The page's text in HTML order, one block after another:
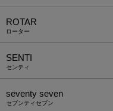
ROTAR
ローター
SENTI
センティ
seventy seven
セブンティセブン